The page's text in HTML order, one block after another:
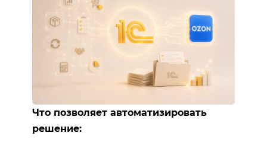
Что позволяет автоматизировать
решение: